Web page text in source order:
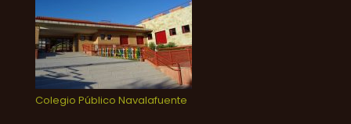
Colegio Público Navalafuente